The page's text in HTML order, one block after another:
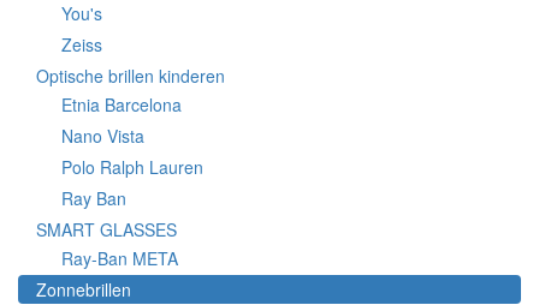
You's
Zeiss
Optische brillen kinderen
Etnia Barcelona
Nano Vista
Polo Ralph Lauren
Ray Ban
SMART GLASSES
Ray-Ban META
Zonnebrillen